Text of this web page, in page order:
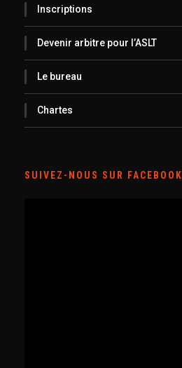
Inscriptions
Devenir arbitre pour l’ASLT
Le bureau
Chartes
SUIVEZ-NOUS SUR FACEBOOK